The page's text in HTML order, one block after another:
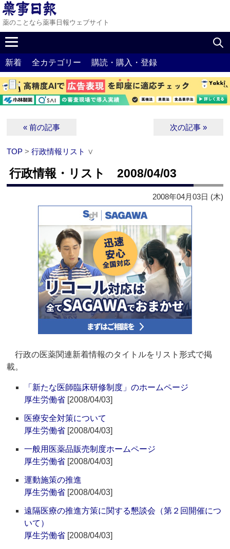
薬のことなら薬事日報ウェブサイト
新着 全カテゴリー 購読・購入・登録
« 前の記事 次の記事 »
TOP >行政情報リスト ∨
行政情報・リスト 2008/04/03
2008年04月03日 (木)
行政の医薬関連新着情報のタイトルをリスト形式で掲
載。
「新たな医師臨床研修制度」のホームページ
厚生労働省 [2008/04/03]
医療安全対策について
厚生労働省 [2008/04/03]
一般用医薬品販売制度ホームページ
厚生労働省 [2008/04/03]
運動施策の推進
厚生労働省 [2008/04/03]
遠隔医療の推進方策に関する懇談会（第２回開催につ
いて）
厚生労働省 [2008/04/03]